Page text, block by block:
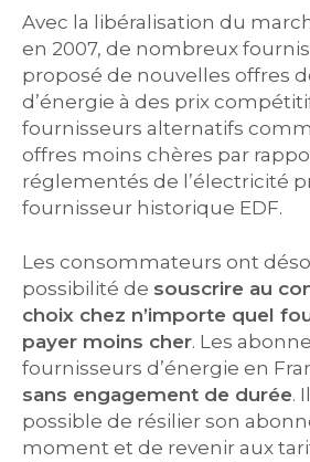
Avec la libéralisation du
en 2007, de nombreux
proposé de nouvelles offres
d’énergie à des prix
fournisseurs alternatifs
offres moins chères par
réglementés de l’électricité
fournisseur historique EDF.
Les consommateurs ont
possibilité de souscrire au
choix chez n’importe quel
payer moins cher. Les
fournisseurs d’énergie en
sans engagement de durée.
possible de résilier son
moment et de revenir aux